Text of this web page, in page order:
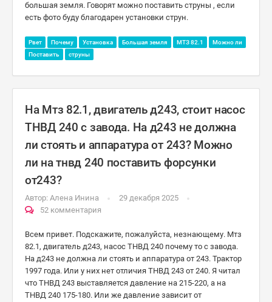
большая земля. Говорят можно поставить струны , если
есть фото буду благодарен установки струн.
Рвет Почему Установка Большая земля МТЗ 82.1
Можно ли
Поставить
струны
На Мтз 82.1, двигатель д243, стоит насос
ТНВД 240 с завода. На д243 не должна
ли стоять и аппаратура от 243? Можно
ли на тнвд 240 поставить форсунки
от243?
Автор: Алена Инина
29 декабря 2025
52 комментария
Всем привет. Подскажите, пожалуйста, незнающему. Мтз
82.1, двигатель д243, насос ТНВД 240 почему то с завода.
На д243 не должна ли стоять и аппаратура от 243. Трактор
1997 года. Или у них нет отличия ТНВД 243 от 240. Я читал
что ТНВД 243 выставляется давление на 215-220, а на
ТНВД 240 175-180. Или же давление зависит от